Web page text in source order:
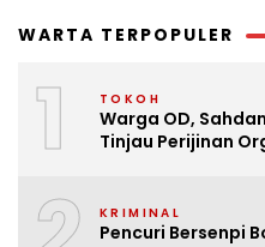
WARTA TERPOPULER
1 TOKOH
Warga OD,
Tinjau Perijinan
KRIMINAL
Pencuri Bersenpi